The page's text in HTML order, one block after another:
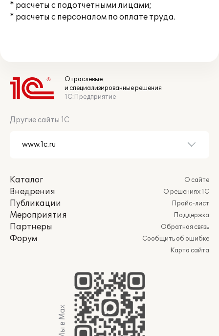
* расчеты с подотчетными лицами;
* расчеты с персоналом по оплате труда.
Отраслевые
и специализированные решения
1С:Предприятие
Другие сайты 1С
Каталог
Внедрения
Публикации
Мероприятия
Партнеры
Форум
О сайте
О решениях 1С
Прайс-лист
Поддержка
Обратная связь
Сообщить об ошибке
Карта сайта
Мы в Max